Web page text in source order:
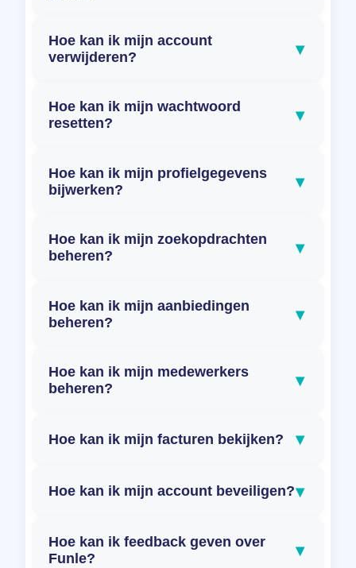
Hoe kan ik mijn account
verwijderen?
▾
Hoe kan ik mijn wachtwoord
resetten?
▾
Hoe kan ik mijn profielgegevens
bijwerken?
▾
Hoe kan ik mijn zoekopdrachten
beheren?
▾
Hoe kan ik mijn aanbiedingen
beheren?
▾
Hoe kan ik mijn medewerkers
beheren?
▾
Hoe kan ik mijn facturen bekijken? ▾
Hoe kan ik mijn account beveiligen?▾
Hoe kan ik feedback geven over
Funle?
▾